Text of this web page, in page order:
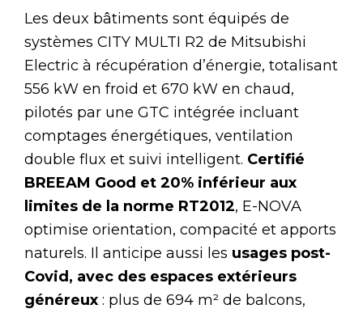
Les deux bâtiments sont équipés de
systèmes CITY MULTI R2 de Mitsubishi
Electric à récupération d’énergie, totalisant
556 kW en froid et 670 kW en chaud,
pilotés par une GTC intégrée incluant
comptages énergétiques, ventilation
double flux et suivi intelligent. Certifié
BREEAM Good et 20% inférieur aux
limites de la norme RT2012, E-NOVA
optimise orientation, compacité et apports
naturels. Il anticipe aussi les usages post-
Covid, avec des espaces extérieurs
généreux : plus de 694 m² de balcons,